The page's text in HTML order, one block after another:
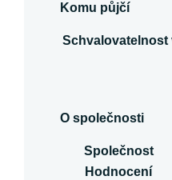
Komu půjčí
Schvalovatelnost
O společnosti
Společnost
Hodnocení